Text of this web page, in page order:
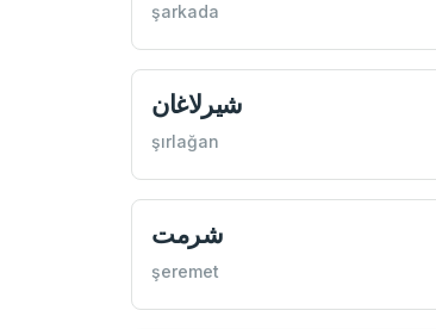
şarkada
شيرلاغان
şırlağan
شرمت
şeremet